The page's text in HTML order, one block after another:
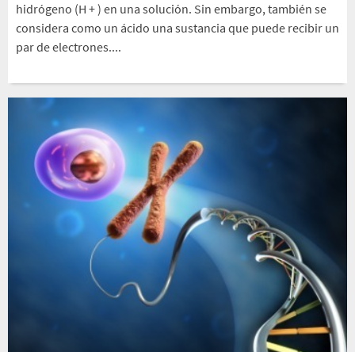
hidrógeno (H + ) en una solución. Sin embargo, también se
considera como un ácido una sustancia que puede recibir un
par de electrones....